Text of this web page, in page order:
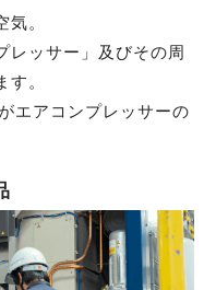
。
レッサー」及びその周
。
エアコンプレッサーの